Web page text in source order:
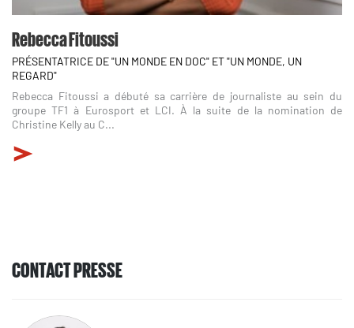
Rebecca Fitoussi
PRÉSENTATRICE DE "UN MONDE EN DOC" ET "UN MONDE, UN
REGARD"
Rebecca Fitoussi a débuté sa carrière de journaliste au sein du
groupe TF1 à Eurosport et LCI. À la suite de la nomination de
Christine Kelly au C...
CONTACT PRESSE